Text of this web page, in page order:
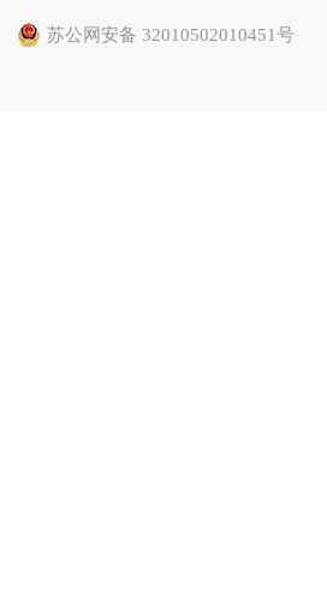
苏公网安备 32010502010451号